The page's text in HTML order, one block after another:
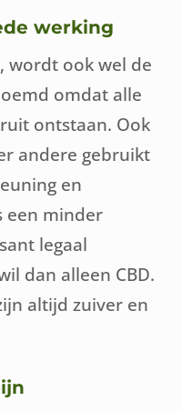
werking
wordt ook wel de
omdat alle
ontstaan. Ook
andere gebruikt
en
een minder
legaal
dan alleen CBD.
altijd zuiver en